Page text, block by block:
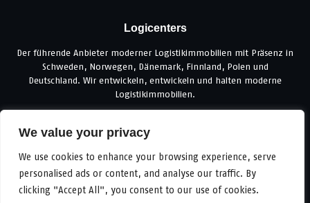
We value your privacy
We use cookies to enhance your browsing experience, serve
personalised ads or content, and analyse our traffic. By
clicking "Accept All", you consent to our use of cookies.
Logicenters
Der führende Anbieter moderner Logistikimmobilien mit Präsenz in
Schweden, Norwegen, Dänemark, Finnland, Polen und
Deutschland. Wir entwickeln, entwickeln und halten moderne
Logistikimmobilien.
Unsere Plattform
All objects
Objektangebote
Entwicklungsmöglichkeiten